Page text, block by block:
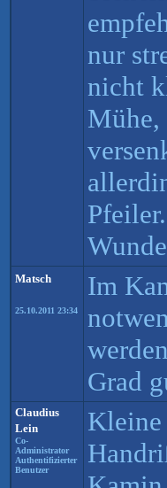
nur
nicht
Mühe,
Matsch
25.10.2011 23:34
Im
Grad
Claudius
Lein
Co-
Administrator
Authentifizierter
Benutzer
Kleine